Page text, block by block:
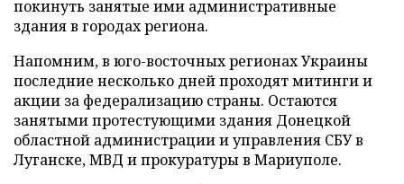
покинуть занятые ими административные
здания в городах региона.
Напомним, в юго-восточных регионах Украины
последние несколько дней проходят митинги и
акции за федерализацию страны. Остаются
занятыми протестующими здания Донецкой
областной администрации и управления СБУ в
Луганске, МВД и прокуратуры в Мариуполе.